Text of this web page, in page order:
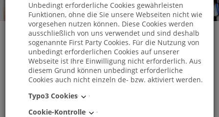
Ausbildung Pflegefachkraft ambulant
(m/w/d) Start 2027 K&S Ambulante Pflege
Dresden-Neustadt
Dresden-Neustadt
Unbedingt erforderliche Cookies gewährleisten
Funktionen, ohne die Sie unsere Webseiten nicht wie
vorgesehen nutzen können. Diese Cookies werden
ausschließlich von uns verwendet und sind deshalb
sogenannte First Party Cookies. Für die Nutzung von
unbedingt erforderlichen Cookies auf unserer
Webseite ist Ihre Einwilligung nicht erforderlich. Aus
diesem Grund können unbedingt erforderliche
Cookies auch nicht einzeln de- bzw. aktiviert werden.
Typo3 Cookies
Cookie-Kontrolle